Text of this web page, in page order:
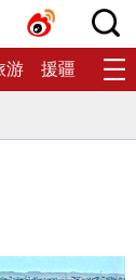
游 援疆 生态